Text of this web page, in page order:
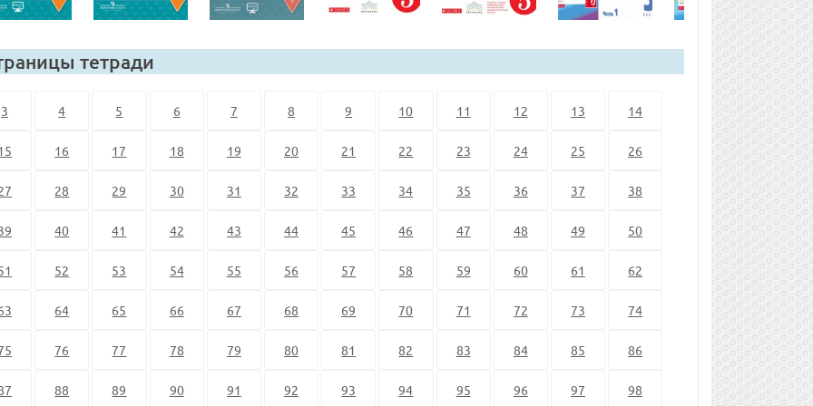
тетради
3 4 5 6 7 8 9 10 11 12 13 14
16 17 18 19 20 21 22 23 24 25 26
28 29 30 31 32 33 34 35 36 37 38
40 41 42 43 44 45 46 47 48 49 50
52 53 54 55 56 57 58 59 60 61 62
64 65 66 67 68 69 70 71 72 73 74
76 77 78 79 80 81 82 83 84 85 86
88 89 90 91 92 93 94 95 96 97 98